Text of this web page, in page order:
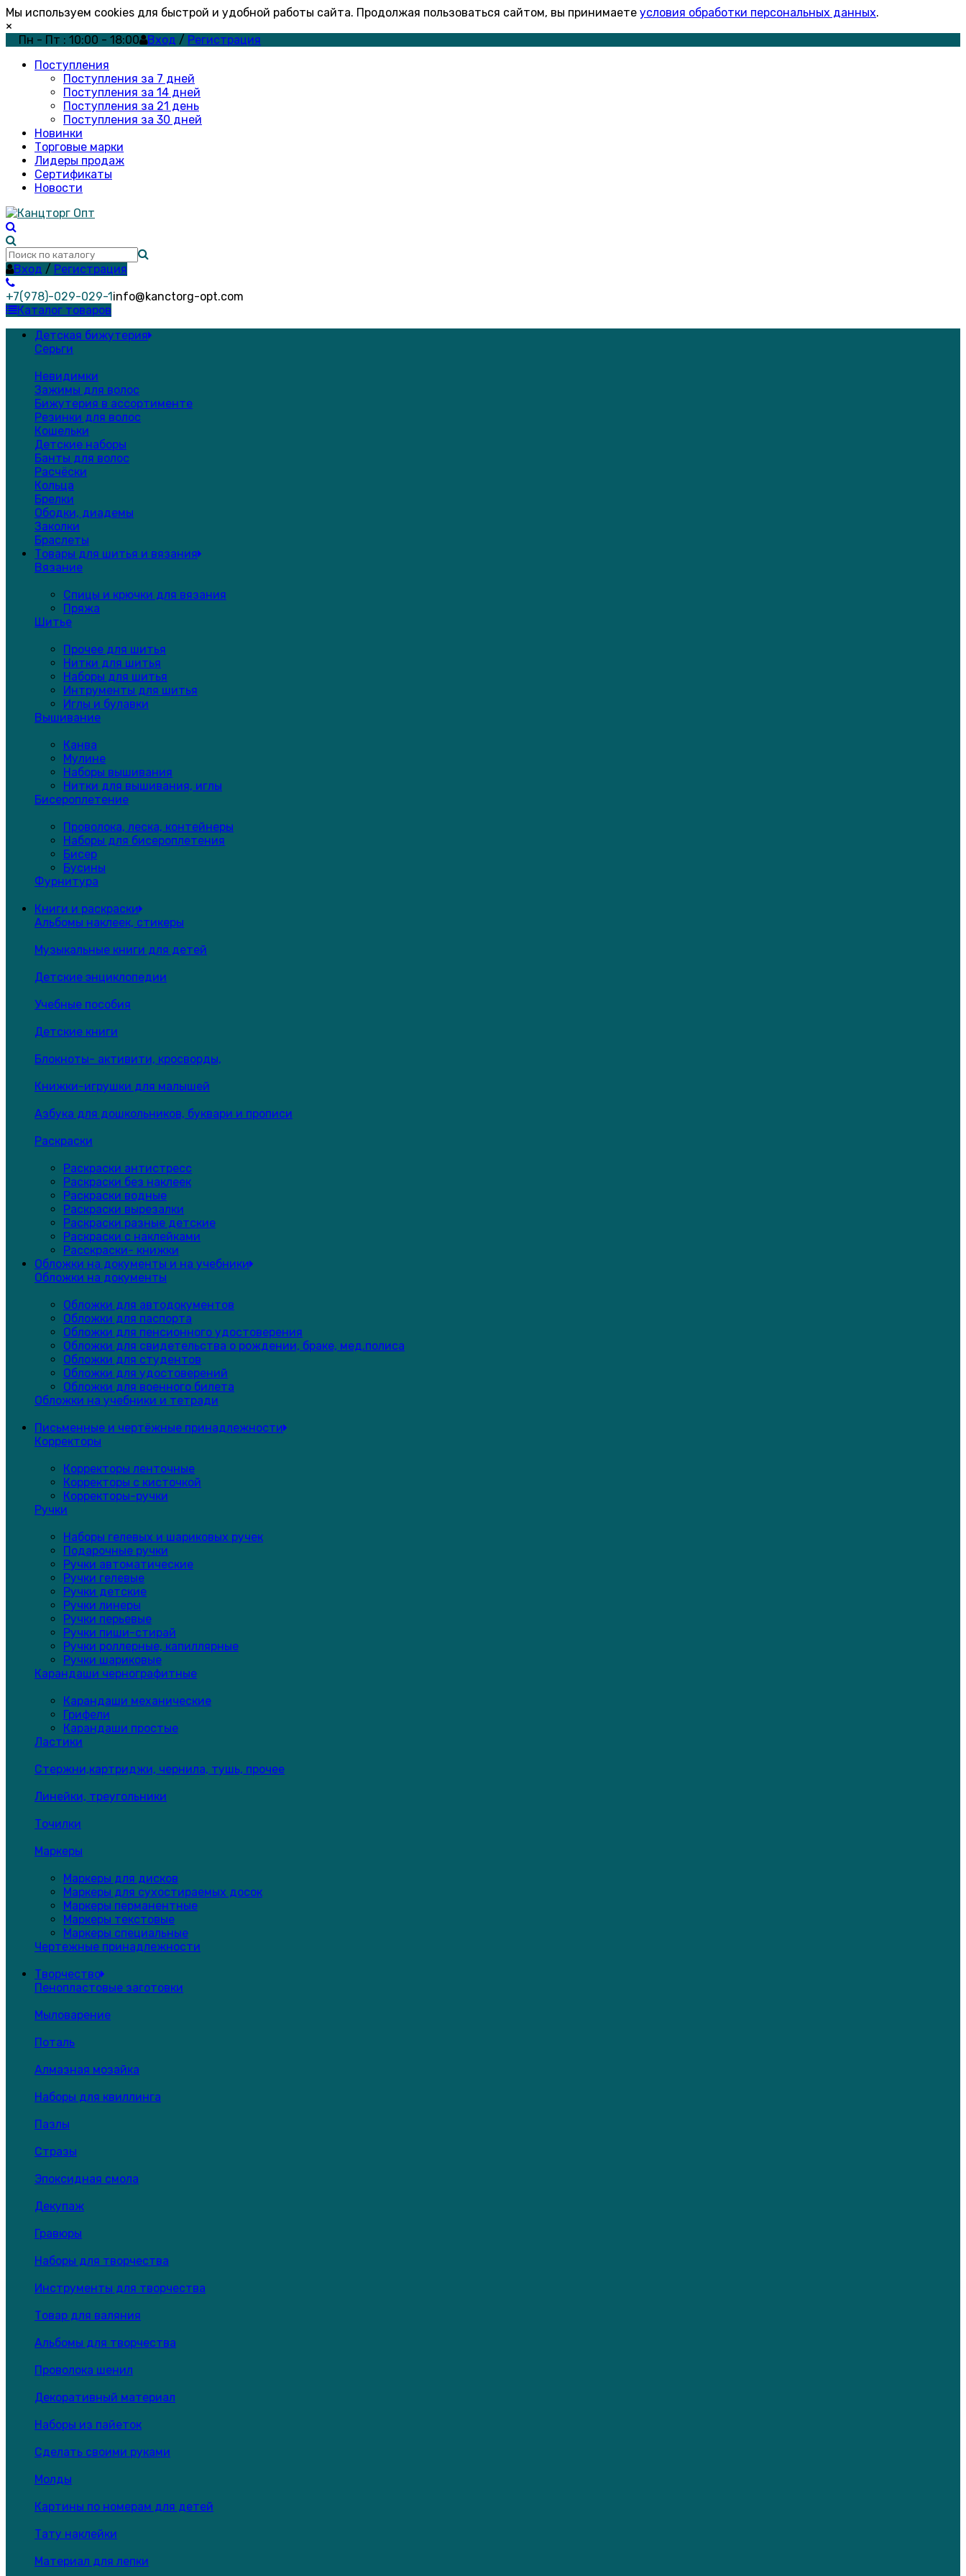
Мы используем cookies для быстрой и удобной работы сайта. Продолжая пользоваться сайтом, вы принимаете условия обработки персональных данных.
×
Пн - Пт : 10:00 - 18:00
Вход / Регистрация
Поступления
Поступления за 7 дней
Поступления за 14 дней
Поступления за 21 день
Поступления за 30 дней
Новинки
Торговые марки
Лидеры продаж
Сертификаты
Новости
Вход / Регистрация
+7(978)-029-029-1info@kanctorg-opt.com
Каталог товаров
Детская бижутерия
Серьги
Невидимки
Зажимы для волос
Бижутерия в ассортименте
Резинки для волос
Кошельки
Детские наборы
Банты для волос
Расчёски
Кольца
Брелки
Ободки, диадемы
Заколки
Браслеты
Товары для шитья и вязания
Вязание
Спицы и крючки для вязания
Пряжа
Шитье
Прочее для шитья
Нитки для шитья
Наборы для шитья
Интрументы для шитья
Иглы и булавки
Вышивание
Канва
Мулине
Наборы вышивания
Нитки для вышивания, иглы
Бисероплетение
Проволока, леска, контейнеры
Наборы для бисероплетения
Бисер
Бусины
Фурнитура
Книги и раскраски
Альбомы наклеек, стикеры
Музыкальные книги для детей
Детские энциклопедии
Учебные пособия
Детские книги
Блокноты- активити, кросворды,
Книжки-игрушки для малышей
Азбука для дошкольников, буквари и прописи
Раскраски
Раскраски антистресс
Раскраски без наклеек
Раскраски водные
Раскраски вырезалки
Раскраски разные детские
Раскраски с наклейками
Расскраски- книжки
Обложки на документы и на учебники
Обложки на документы
Обложки для автодокументов
Обложки для паспорта
Обложки для пенсионного удостоверения
Обложки для свидетельства о рождении, браке, мед.полиса
Обложки для студентов
Обложки для удостоверений
Обложки для военного билета
Обложки на учебники и тетради
Письменные и чертёжные принадлежности
Корректоры
Корректоры ленточные
Корректоры с кисточкой
Корректоры-ручки
Ручки
Наборы гелевых и шариковых ручек
Подарочные ручки
Ручки автоматические
Ручки гелевые
Ручки детские
Ручки линеры
Ручки перьевые
Ручки пиши-стирай
Ручки роллерные, капиллярные
Ручки шариковые
Карандаши чернографитные
Карандаши механические
Грифели
Карандаши простые
Ластики
Стержни,картриджи, чернила, тушь, прочее
Линейки, треугольники
Точилки
Маркеры
Маркеры для дисков
Маркеры для сухостираемых досок
Маркеры перманентные
Маркеры текстовые
Маркеры специальные
Чертежные принадлежности
Творчество
Пенопластовые заготовки
Мыловарение
Поталь
Алмазная мозайка
Наборы для квиллинга
Пазлы
Стразы
Эпоксидная смола
Декупаж
Гравюры
Наборы для творчества
Инструменты для творчества
Товар для валяния
Альбомы для творчества
Проволока шенил
Декоративный материал
Наборы из пайеток
Сделать своими руками
Молды
Картины по номерам для детей
Тату наклейки
Материал для лепки